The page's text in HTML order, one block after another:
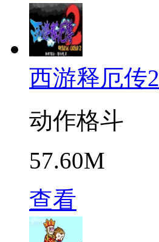
西游释厄传2
动作格斗
57.60M
查看